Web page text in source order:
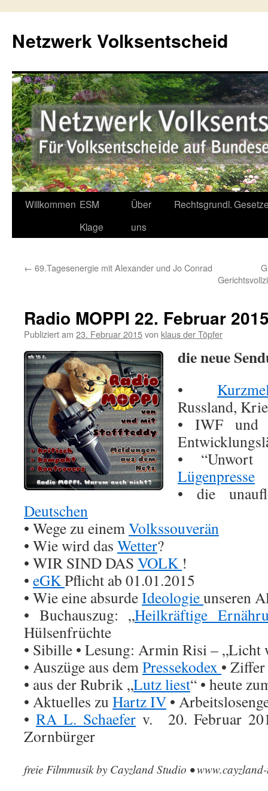
Netzwerk Volksentscheid
Springe
Willkommen ESM
Klage
Über
uns
Rechtsgrundl.
← 69.Tagesenergie mit Alexander und Jo Conrad
Radio MOPPI 22. Februar
Publiziert am 23. Februar 2015von klaus der Töpfer
die neue
•
Russland,
• IWF und
• “Unwort
Lügenpresse
• die
Deutschen
• Wege zu einemVolkssouverän
• Wie wird das Wetter?
• WIR SIND DAS VOLK !
• eGKPflicht ab 01.01.2015
• Wie eine absurdeIdeologieunseren
• Buchauszug: „Heilkräftige
Hülsenfrüchte
• Sibille • Lesung: Armin Risi – „Licht
• Auszüge aus demPressekodex •
• aus der Rubrik „Lutz liest“ • heute
• Aktuelles zu Hartz IV •
•RA L. Schaefer v. 20. Februar
Zornbürger
freie Filmmusik by Cayzland Studio •